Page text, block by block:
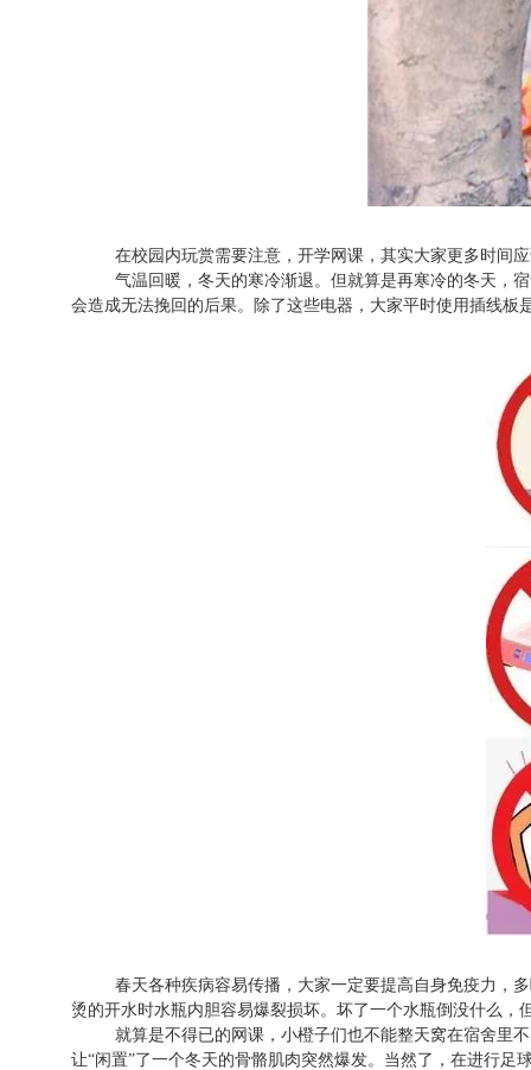
在校园内玩赏需要注意，开学网课，其实大家更多时间
气温回暖，冬天的寒冷渐退。但就算是再寒冷的冬天，
会造成无法挽回的后果。除了这些电器，大家平时使用插线板
春天各种疾病容易传播，大家一定要提高自身免疫力，
烫的开水时水瓶内胆容易爆裂损坏。坏了一个水瓶倒没什么
就算是不得已的网课，小橙子们也不能整天窝在宿舍里
让“闲置”了一个冬天的骨骼肌肉突然爆发。当然了，在进行